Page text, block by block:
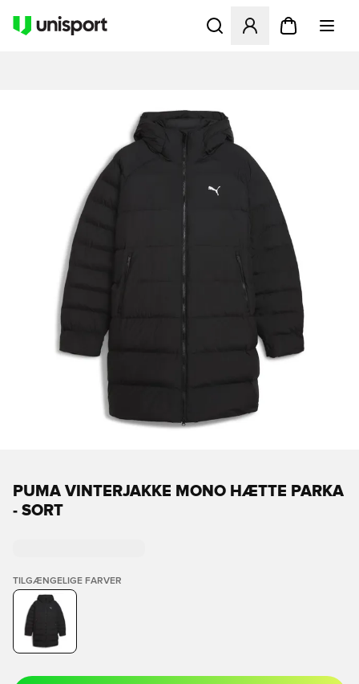
Åbner en Modal til at
PUMA VINTERJAKKE MONO HÆTTE PARKA
- SORT
TILGÆNGELIGE FARVER